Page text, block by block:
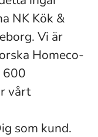
NK Kök &
Vi är
Homeco-
600
vårt
som kund.